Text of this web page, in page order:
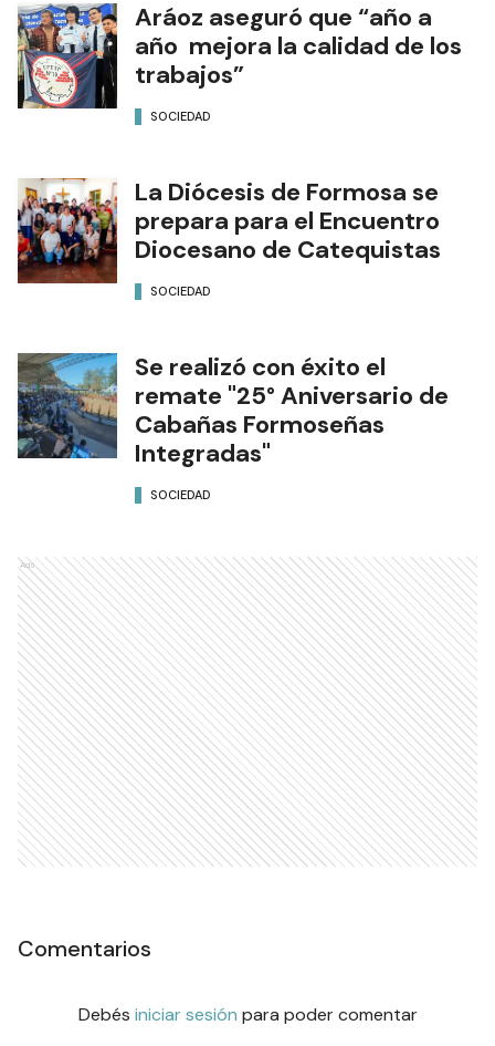
Aráoz aseguró que “año a
año mejora la calidad de los
trabajos”
SOCIEDAD
La Diócesis de Formosa se
prepara para el Encuentro
Diocesano de Catequistas
SOCIEDAD
Se realizó con éxito el
remate "25° Aniversario de
Cabañas Formoseñas
Integradas"
SOCIEDAD
Ads
Comentarios
Debés iniciar sesión para poder comentar